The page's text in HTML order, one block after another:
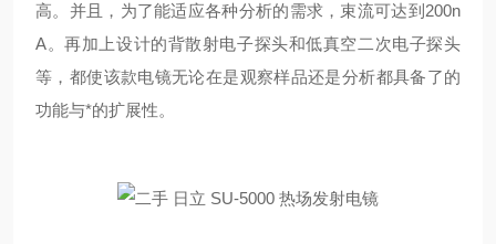
高。并且，为了能适应各种分析的需求，束流可达到200n
A。再加上设计的背散射电子探头和低真空二次电子探头
等，都使该款电镜无论在是观察样品还是分析都具备了的
功能与*的扩展性。